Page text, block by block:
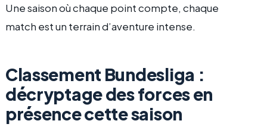
Une saison où chaque point compte, chaque
match est un terrain d’aventure intense.
Classement Bundesliga :
décryptage des forces en
présence cette saison